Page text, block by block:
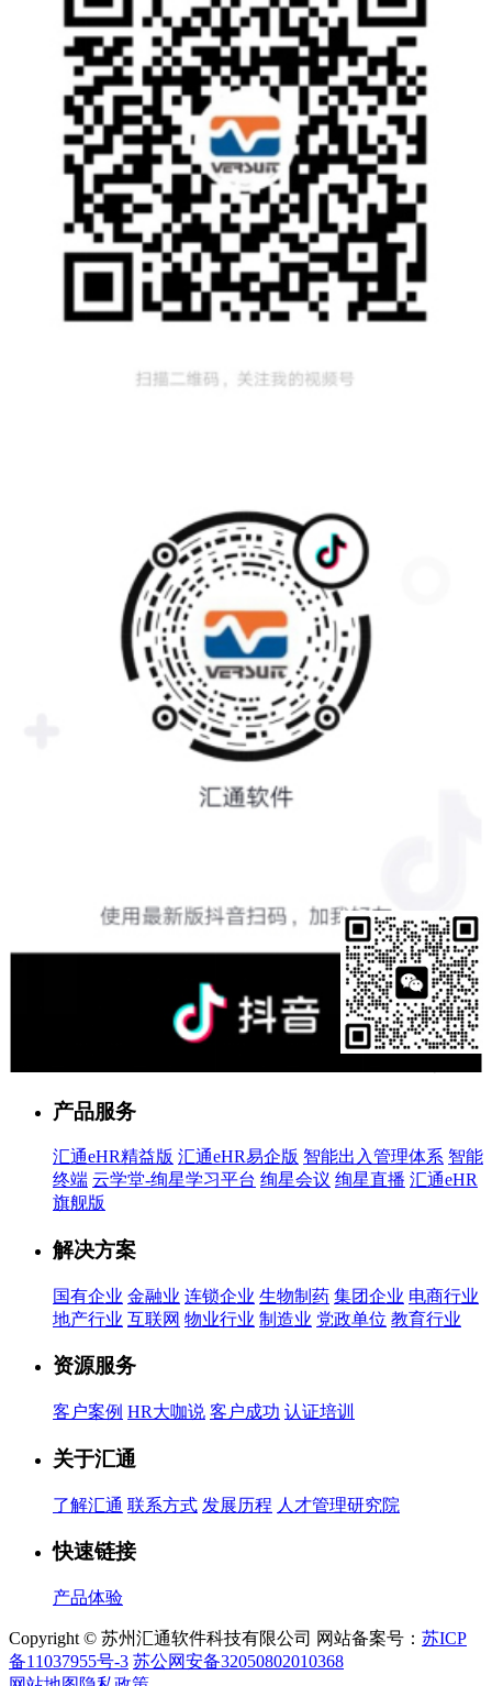
产品服务
汇通eHR精益版 汇通eHR易企版 智能出入管理体系 智能
终端 云学堂-绚星学习平台 绚星会议 绚星直播 汇通eHR
旗舰版
解决方案
国有企业 金融业 连锁企业 生物制药 集团企业 电商行业
地产行业 互联网 物业行业 制造业 党政单位 教育行业
资源服务
客户案例 HR大咖说 客户成功 认证培训
关于汇通
了解汇通 联系方式 发展历程 人才管理研究院
快速链接
产品体验
Copyright © 苏州汇通软件科技有限公司 网站备案号： 苏ICP
备11037955号-3 苏公网安备32050802010368